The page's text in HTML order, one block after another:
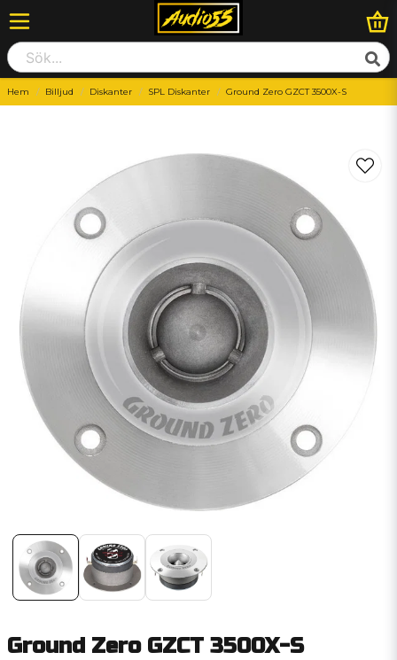
Hem Billjud Diskanter SPL Diskanter Ground Zero GZCT 3500X-S
Ground Zero GZCT 3500X-S